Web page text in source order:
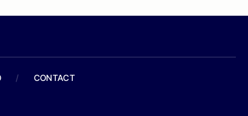
/ CONTACT